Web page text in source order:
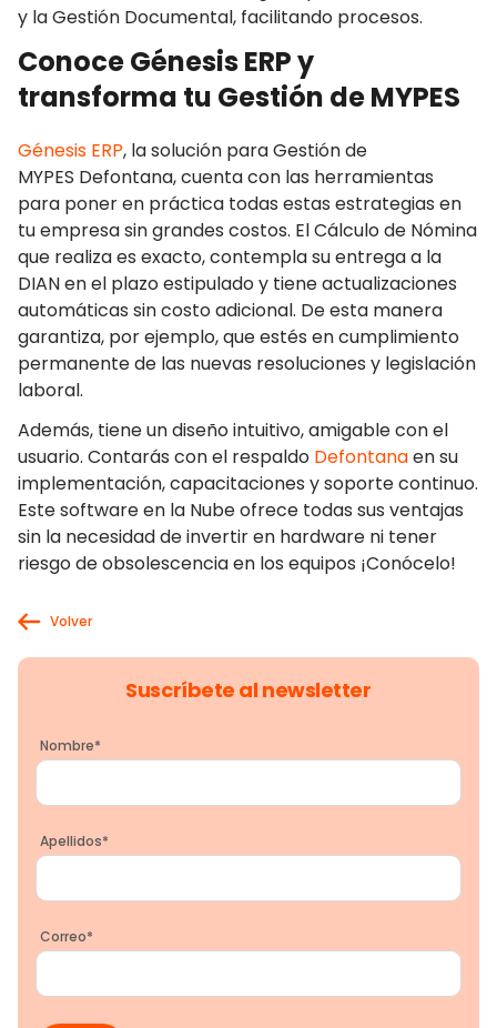
y la Gestión Documental, facilitando procesos.
Conoce Génesis ERP y
transforma tu Gestión de MYPES
Génesis ERP, la solución paraGestión de
MYPES Defontana, cuenta con las herramientas
para poner en práctica todas estas estrategias en
tu empresa sin grandes costos. El Cálculo de Nómina
que realiza es exacto, contempla su entrega a la
DIAN en el plazo estipulado y tiene actualizaciones
automáticas sin costo adicional. De esta manera
garantiza, por ejemplo, que estés en cumplimiento
permanente de las nuevas resoluciones y legislación
laboral.
Además, tiene un diseño intuitivo, amigable con el
usuario. Contarás con el respaldo Defontanaen su
implementación, capacitaciones y soporte continuo.
Este software en la Nube ofrece todas sus ventajas
sin la necesidad de invertir en hardware ni tener
riesgo de obsolescencia en los equipos ¡Conócelo!
Volver
Suscríbete al newsletter
Nombre*
Apellidos*
Correo*